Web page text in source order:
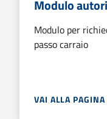
Modulo
Modulo per
passo carraio
VAI ALLA PAGINA